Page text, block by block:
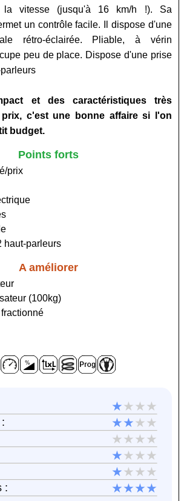
la vitesse (jusqu'à 16 km/h !). Sa
un contrôle facile. Il dispose d'une
rétro-éclairée. Pliable, à vérin
peu de place. Dispose d'une prise
et des caractéristiques très
c'est une bonne affaire si l'on
budget.
Points forts
prix
haut-parleurs
A améliorer
(100kg)
★ ★★★
★★ ★★
★★★★
★ ★★★
★ ★★★
: ★★★★